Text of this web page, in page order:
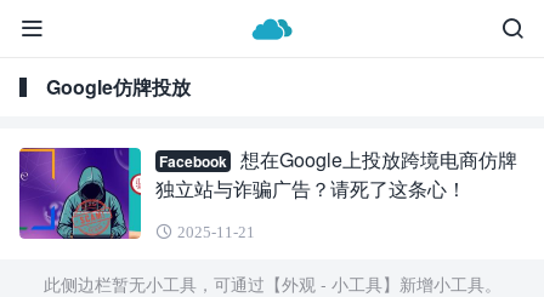
Google仿牌投放
Facebook
想在Google上投放跨境电商仿牌
独立站与诈骗广告？请死了这条心！
2025-11-21
此侧边栏暂无小工具，可通过【外观 - 小工具】新增小工具。